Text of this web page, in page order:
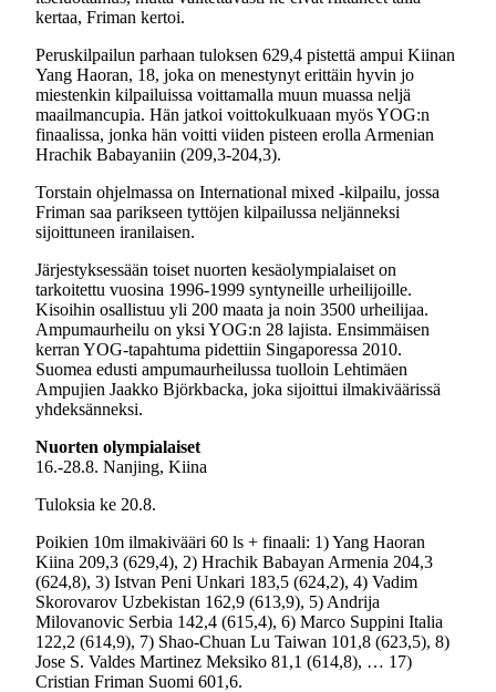
kertaa, Friman kertoi.
Peruskilpailun parhaan tuloksen 629,4 pistettä ampui Kiinan
Yang Haoran, 18, joka on menestynyt erittäin hyvin jo
miestenkin kilpailuissa voittamalla muun muassa neljä
maailmancupia. Hän jatkoi voittokulkuaan myös YOG:n
finaalissa, jonka hän voitti viiden pisteen erolla Armenian
Hrachik Babayaniin (209,3-204,3).
Torstain ohjelmassa on International mixed -kilpailu, jossa
Friman saa parikseen tyttöjen kilpailussa neljänneksi
sijoittuneen iranilaisen.
Järjestyksessään toiset nuorten kesäolympialaiset on
tarkoitettu vuosina 1996-1999 syntyneille urheilijoille.
Kisoihin osallistuu yli 200 maata ja noin 3500 urheilijaa.
Ampumaurheilu on yksi YOG:n 28 lajista. Ensimmäisen
kerran YOG-tapahtuma pidettiin Singaporessa 2010.
Suomea edusti ampumaurheilussa tuolloin Lehtimäen
Ampujien Jaakko Björkbacka, joka sijoittui ilmakiväärissä
yhdeksänneksi.
Nuorten olympialaiset
16.-28.8. Nanjing, Kiina
Tuloksia ke 20.8.
Poikien 10m ilmakivääri 60 ls + finaali: 1) Yang Haoran
Kiina 209,3 (629,4), 2) Hrachik Babayan Armenia 204,3
(624,8), 3) Istvan Peni Unkari 183,5 (624,2), 4) Vadim
Skorovarov Uzbekistan 162,9 (613,9), 5) Andrija
Milovanovic Serbia 142,4 (615,4), 6) Marco Suppini Italia
122,2 (614,9), 7) Shao-Chuan Lu Taiwan 101,8 (623,5), 8)
Jose S. Valdes Martinez Meksiko 81,1 (614,8), … 17)
Cristian Friman Suomi 601,6.